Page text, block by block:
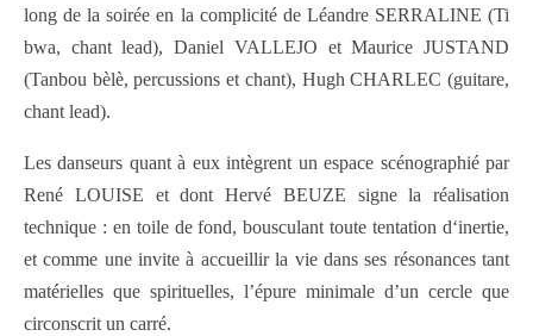
long de la soirée en la complicité de Léandre SERRALINE (Ti
bwa, chant lead), Daniel VALLEJO et Maurice JUSTAND
(Tanbou bèlè, percussions et chant), Hugh CHARLEC (guitare,
chant lead).
Les danseurs quant à eux intègrent un espace scénographié par
René LOUISE et dont Hervé BEUZE signe la réalisation
technique : en toile de fond, bousculant toute tentation d‘inertie,
et comme une invite à accueillir la vie dans ses résonances tant
matérielles que spirituelles, l’épure minimale d’un cercle que
circonscrit un carré.